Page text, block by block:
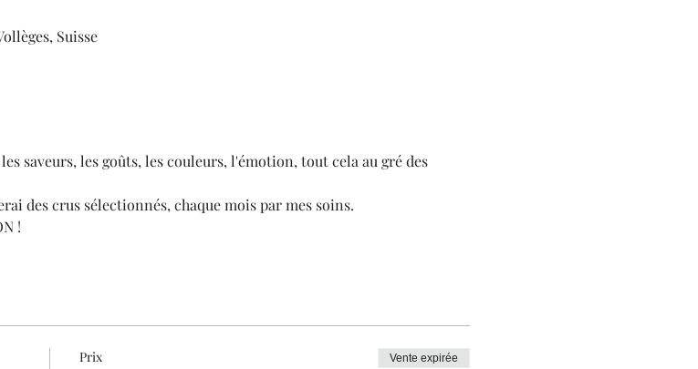
Suisse
saveurs, les goûts, les couleurs, l'émotion, tout cela au gré des
des crus sélectionnés, chaque mois par mes soins.
!
Prix Vente expirée